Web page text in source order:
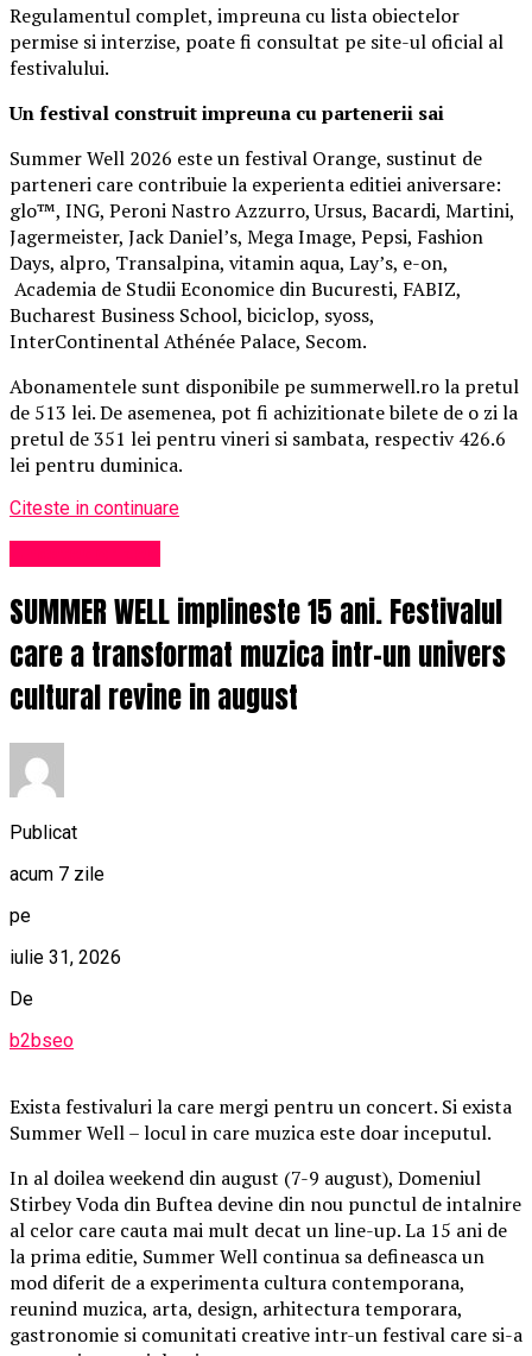
Regulamentul complet, impreuna cu lista obiectelor
permise si interzise, poate fi consultat pe site-ul oficial al
festivalului.
Un festival construitimpreuna cu partenerii sai
Summer Well 2026 este un festival Orange, sustinut de
parteneri care contribuie la experienta editiei aniversare:
glo™, ING, Peroni Nastro Azzurro, Ursus, Bacardi, Martini,
Jagermeister, Jack Daniel’s, Mega Image, Pepsi, Fashion
Days, alpro, Transalpina, vitamin aqua, Lay’s, e-on,
Academia de Studii Economice din Bucuresti, FABIZ,
Bucharest Business School, biciclop, syoss,
InterContinental Athénée Palace, Secom.
Abonamentele sunt disponibile pe summerwell.ro la pretul
de 513 lei. De asemenea, pot fi achizitionate bilete de o zi la
pretul de 351 lei pentru vineri si sambata, respectiv 426.6
lei pentru duminica.
Citeste in continuare
SUMMER WELL implineste 15 ani. Festivalul
care a transformat muzica intr-un univers
cultural revine in august
Publicat
acum 7 zile
pe
iulie 31, 2026
De
b2bseo
Exista festivaluri la care mergi pentru un concert. Si exista
Summer Well – locul in care muzica este doar inceputul.
In al doilea weekend din august (7-9 august), Domeniul
Stirbey Voda din Buftea devine din nou punctul de intalnire
al celor care cauta mai mult decat un line-up. La 15 ani de
la prima editie, Summer Well continua sa defineasca un
mod diferit de a experimenta cultura contemporana,
reunind muzica, arta, design, arhitectura temporara,
gastronomie si comunitati creative intr-un festival care si-a